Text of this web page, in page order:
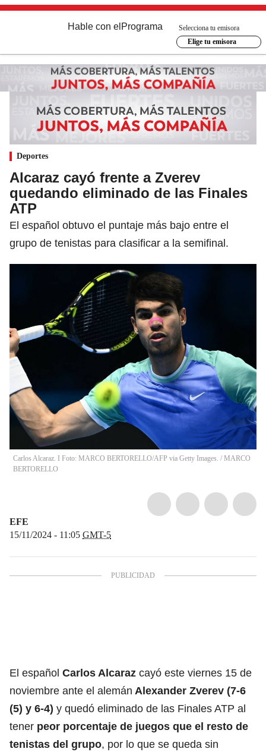
Hable con el Programa
Selecciona tu emisora
Elige tu emisora
Deportes
Alcaraz cayó frente a Zverev
quedando eliminado de las Finales
ATP
El español obtuvo el puntaje más bajo entre el
grupo de tenistas para clasificar a la semifinal.
Carlos Alcaraz. I Foto: MARCO BERTORELLO/AFP via Getty Images. / MARCO
BERTORELLO
EFE
15/11/2024 - 11:05 GMT-5
El español Carlos Alcaraz cayó este viernes 15 de
noviembre ante el alemán Alexander Zverev (7-6
(5) y 6-4) y quedó eliminado de las Finales ATP al
tener peor porcentaje de juegos que el resto de
tenistas del grupo, por lo que se queda sin